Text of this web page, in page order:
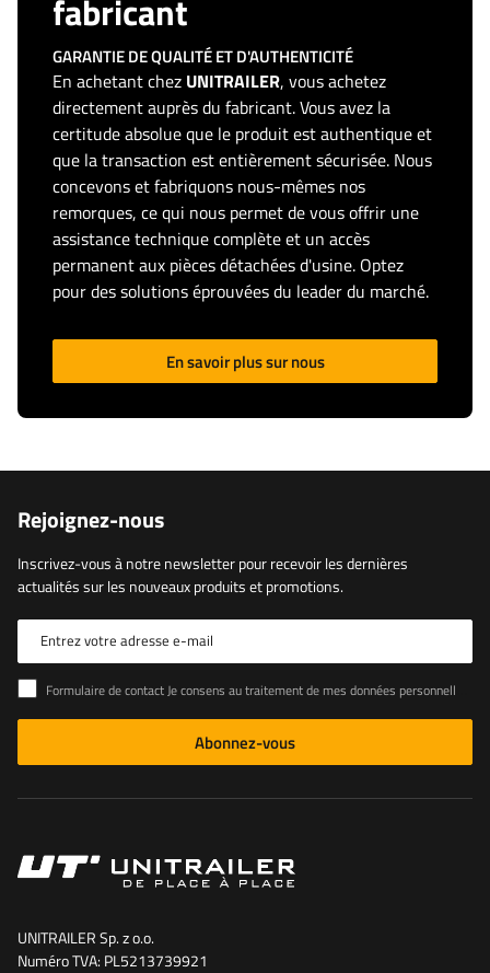
fabricant
GARANTIE DE QUALITÉ ET D'AUTHENTICITÉ
En achetant chez UNITRAILER, vous achetez
directement auprès du fabricant. Vous avez la
certitude absolue que le produit est authentique et
que la transaction est entièrement sécurisée. Nous
concevons et fabriquons nous-mêmes nos
remorques, ce qui nous permet de vous offrir une
assistance technique complète et un accès
permanent aux pièces détachées d'usine. Optez
pour des solutions éprouvées du leader du marché.
En savoir plus sur nous
Rejoignez-nous
Inscrivez-vous à notre newsletter pour recevoir les dernières
actualités sur les nouveaux produits et promotions.
Entrez votre adresse e-mail
Formulaire de contact Je consens au traitement de mes données personnelles contenues dans le formulaire de contact conformément au règlement du Parlement européen et du Conseil (UE)
Abonnez-vous
UNITRAILER Sp. z o.o.
Numéro TVA: PL5213739921